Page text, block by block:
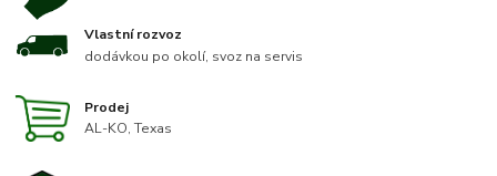
Vlastní rozvoz
dodávkou po okolí, svoz na servis
Prodej
AL-KO, Texas